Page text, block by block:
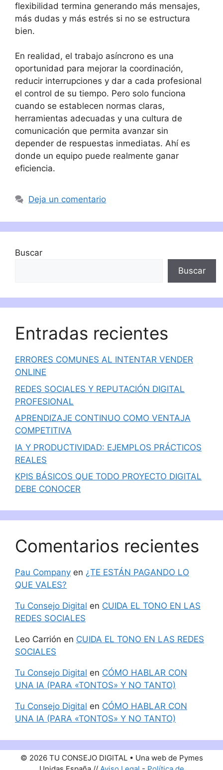
flexibilidad termina generando más mensajes,
más dudas y más estrés si no se estructura
bien.
En realidad, el trabajo asíncrono es una
oportunidad para mejorar la coordinación,
reducir interrupciones y dar a cada profesional
el control de su tiempo. Pero solo funciona
cuando se establecen normas claras,
herramientas adecuadas y una cultura de
comunicación que permita avanzar sin
depender de respuestas inmediatas. Ahí es
donde un equipo puede realmente ganar
eficiencia.
Deja un comentario
Buscar
Buscar
Entradas recientes
ERRORES COMUNES AL INTENTAR VENDER
ONLINE
REDES SOCIALES Y REPUTACIÓN DIGITAL
PROFESIONAL
APRENDIZAJE CONTINUO COMO VENTAJA
COMPETITIVA
IA Y PRODUCTIVIDAD: EJEMPLOS PRÁCTICOS
REALES
KPIS BÁSICOS QUE TODO PROYECTO DIGITAL
DEBE CONOCER
Comentarios recientes
Pau Company en ¿TE ESTÁN PAGANDO LO
QUE VALES?
Tu Consejo Digital en CUIDA EL TONO EN LAS
REDES SOCIALES
Leo Carrión en CUIDA EL TONO EN LAS REDES
SOCIALES
Tu Consejo Digital en CÓMO HABLAR CON
UNA IA (PARA «TONTOS» Y NO TANTO)
Tu Consejo Digital en CÓMO HABLAR CON
UNA IA (PARA «TONTOS» Y NO TANTO)
© 2026 TU CONSEJO DIGITAL • Una web de Pymes